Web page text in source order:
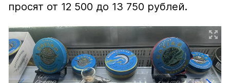
просят от 12 500 до 13 750 рублей.